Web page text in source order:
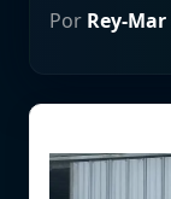
Por Rey-Mar